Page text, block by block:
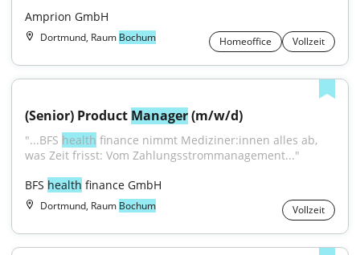
Amprion GmbH
Dortmund, Raum Bochum Homeoffice Vollzeit
(Senior) Product Manager (m/w/d)
"...BFS health finance nimmt Mediziner:innen alles ab,
was Zeit frisst: Vom Zahlungsstrommanagement..."
BFS health finance GmbH
Dortmund, Raum Bochum Vollzeit